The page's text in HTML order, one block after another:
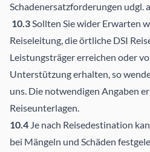
Schadenersatzforderungen udgl.
10.3Sollten Sie wider Erwarten
Reiseleitung, die örtliche DSI
Leistungsträger erreichen oder
Unterstützung erhalten, so
uns. Die notwendigen Angaben
Reiseunterlagen.
10.4 Je nach Reisedestination
bei Mängeln und Schäden